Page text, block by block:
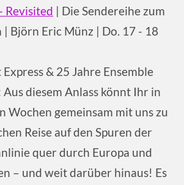
Revisited | Die Sendereihe zum
Björn Eric Münz | Do. 17 - 18
& 25 Jahre Ensemble
diesem Anlass könnt Ihr in
Wochen gemeinsam mit uns zu
Reise auf den Spuren der
quer durch Europa und
– und weit darüber hinaus! Es